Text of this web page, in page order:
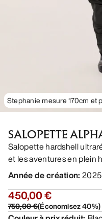
Stephanie mesure 170cm et
SALOPETTE
Salopette hardshell
et les aventures en plein
Année de création: 2025
450,00 €
750,00 €(Économisez40%)